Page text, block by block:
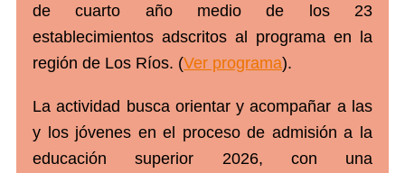
de cuarto año medio de los 23
establecimientos adscritos al programa en la
región de Los Ríos. (Ver programa).
La actividad busca orientar y acompañar a las
y los jóvenes en el proceso de admisión a la
educación superior 2026, con una